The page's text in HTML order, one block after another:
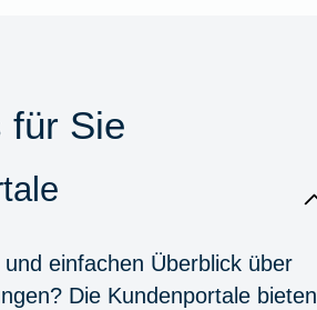
für Sie
einfachen Überblick über
Die Kundenportale bieten